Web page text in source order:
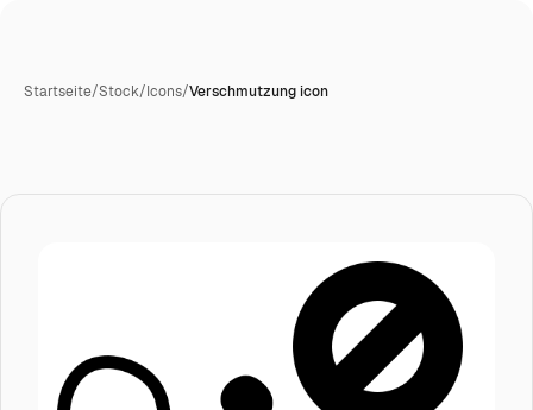
Startseite/Stock/Icons/Verschmutzung icon